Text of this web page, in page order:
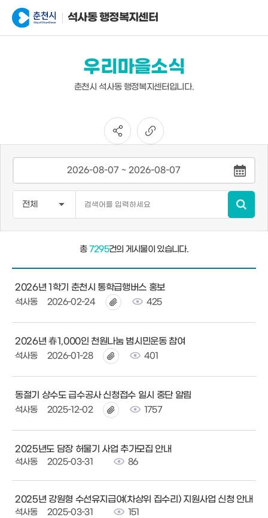
석사동 행정복지센터
우리마을소식
춘천시 석사동 행정복지센터입니다.
총7295건의 게시물이 있습니다.
2026년 1학기 춘천시 통학급행버스 홍보
석사동 2026-02-24 425
2026년 春1,000인 천원나눔 범시민운동 참여
석사동 2026-01-28 401
동절기 상수도 급수공사 신청접수 일시 중단 알림
석사동 2025-12-02 1757
2025년도 담장 허물기 사업 추가모집 안내
석사동 2025-03-31 86
2025년 강원형 수선유지급여(차상위 집수리) 지원사업 신청 안내
석사동 2025-03-31 151